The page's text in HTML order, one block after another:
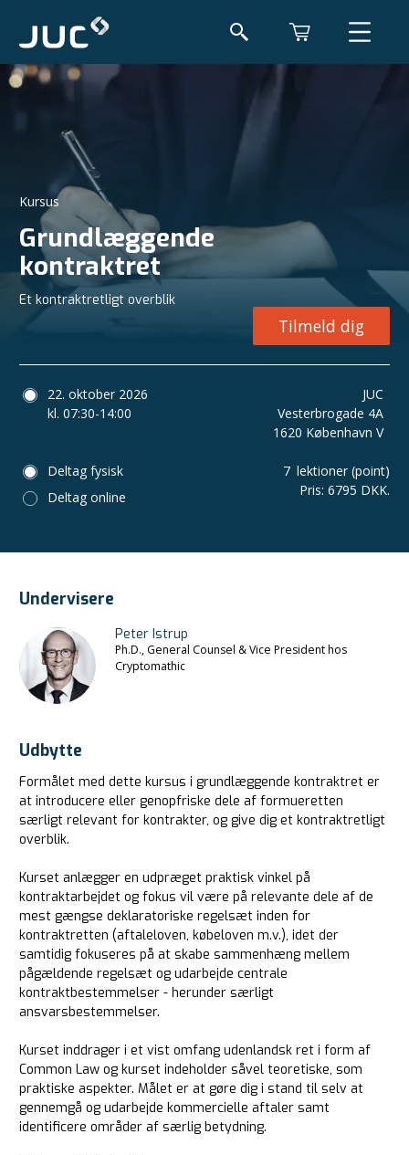
Kursus
Grundlæggende
kontraktret
Et kontraktretligt overblik
Tilmeld dig
22. oktober 2026
kl. 07:30-14:00
JUC
Vesterbrogade 4A
1620 København V
Deltag fysisk
Deltag online
7 lektioner (point)
Pris: 6795 DKK.
Undervisere
Peter Istrup
Ph.D., General Counsel & Vice President hos
Cryptomathic
Udbytte
Formålet med dette kursus i grundlæggende kontraktret er
at introducere eller genopfriske dele af formueretten
særligt relevant for kontrakter, og give dig et kontraktretligt
overblik.
Kurset anlægger en udpræget praktisk vinkel på
kontraktarbejdet og fokus vil være på relevante dele af de
mest gængse deklaratoriske regelsæt inden for
kontraktretten (aftaleloven, købeloven m.v.), idet der
samtidig fokuseres på at skabe sammenhæng mellem
pågældende regelsæt og udarbejde centrale
kontraktbestemmelser - herunder særligt
ansvarsbestemmelser.
Kurset inddrager i et vist omfang udenlandsk ret i form af
Common Law og kurset indeholder såvel teoretiske, som
praktiske aspekter. Målet er at gøre dig i stand til selv at
gennemgå og udarbejde kommercielle aftaler samt
identificere områder af særlig betydning.